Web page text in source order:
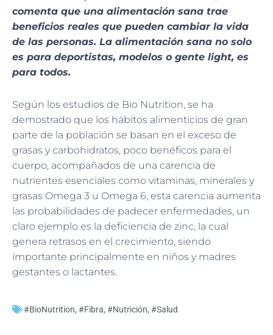
comenta que una alimentación sana trae
beneficios reales que pueden cambiar la vida
de las personas. La alimentación sana no solo
es para deportistas, modelos o gente light, es
para todos.
Según los estudios de Bio Nutrition, se ha
demostrado que los hábitos alimenticios de gran
parte de la población se basan en el exceso de
grasas y carbohidratos, poco benéficos para el
cuerpo, acompañados de una carencia de
nutrientes esenciales como vitaminas, minerales y
grasas Omega 3 u Omega 6, esta carencia aumenta
las probabilidades de padecer enfermedades, un
claro ejemplo es la deficiencia de zinc, la cual
genera retrasos en el crecimiento, siendo
importante principalmente en niños y madres
gestantes o lactantes.
#BioNutrition, #Fibra, #Nutrición, #Salud